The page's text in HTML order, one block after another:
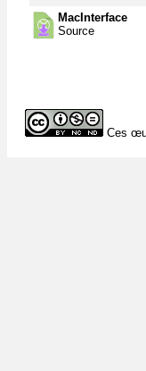
MacInterface
Source
Ces